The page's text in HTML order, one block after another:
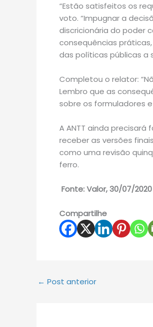
“Estão satisfeitos os
voto. “Impugnar a
discricionária do poder
consequências
das políticas públicas a
Completou o relator:
Lembro que as
sobre os formuladores
A ANTT ainda
receber as versões
como uma revisão
ferro.
Fonte: Valor, 30/07/2020
Compartilhe
← Post anterior